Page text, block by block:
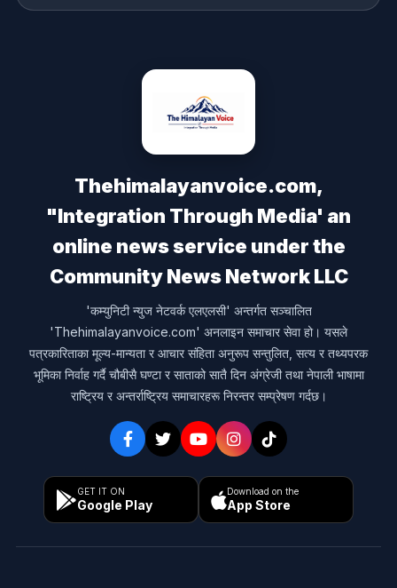
Thehimalayanvoice.com,
"Integration Through Media' an
online news service under the
Community News Network LLC
'कम्युनिटी न्युज नेटवर्क एलएलसी' अन्तर्गत सञ्चालित
'Thehimalayanvoice.com' अनलाइन समाचार सेवा हो। यसले
पत्रकारिताका मूल्य-मान्यता र आचार संहिता अनुरूप सन्तुलित, सत्य र तथ्यपरक
भूमिका निर्वाह गर्दै चौबीसै घण्टा र साताको सातै दिन अंग्रेजी तथा नेपाली भाषामा
राष्ट्रिय र अन्तर्राष्ट्रिय समाचारहरू निरन्तर सम्प्रेषण गर्दछ।
GET IT ON
Google Play
Download on the
App Store